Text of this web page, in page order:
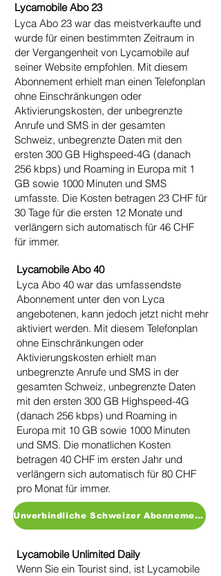
Lycamobile Abo 23
Lyca Abo 23 war das meistverkaufte und
wurde für einen bestimmten Zeitraum in
der Vergangenheit von Lycamobile auf
seiner Website empfohlen. Mit diesem
Abonnement erhielt man einen Telefonplan
ohne Einschränkungen oder
Aktivierungskosten, der unbegrenzte
Anrufe und SMS in der gesamten
Schweiz, unbegrenzte Daten mit den
ersten 300 GB Highspeed-4G (danach
256 kbps) und Roaming in Europa mit 1
GB sowie 1000 Minuten und SMS
umfasste. Die Kosten betragen 23 CHF für
30 Tage für die ersten 12 Monate und
verlängern sich automatisch für 46 CHF
für immer.
Lycamobile Abo 40
Lyca Abo 40 war das umfassendste
Abonnement unter den von Lyca
angebotenen, kann jedoch jetzt nicht mehr
aktiviert werden. Mit diesem Telefonplan
ohne Einschränkungen oder
Aktivierungskosten erhielt man
unbegrenzte Anrufe und SMS in der
gesamten Schweiz, unbegrenzte Daten
mit den ersten 300 GB Highspeed-4G
(danach 256 kbps) und Roaming in
Europa mit 10 GB sowie 1000 Minuten
und SMS. Die monatlichen Kosten
betragen 40 CHF im ersten Jahr und
verlängern sich automatisch für 80 CHF
pro Monat für immer.
Unverbindliche Schweizer Abonnements
Lycamobile Unlimited Daily
Wenn Sie ein Tourist sind, ist Lycamobile